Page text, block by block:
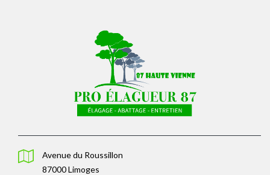
Avenue du Roussillon
87000 Limoges